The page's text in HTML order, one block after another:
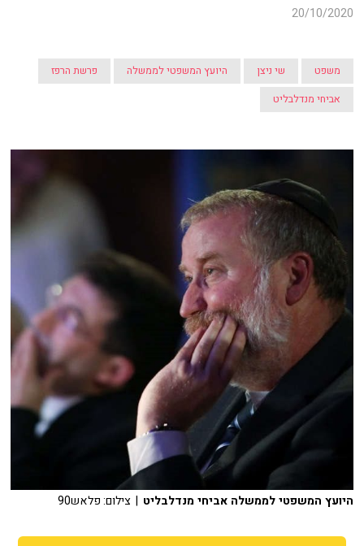
20/10/2020
משפט שי ניצן היועץ המשפטי לממשלה
פרשת הרפז
אביחי מנדלבליט
היועץ המשפטי לממשלה אביחי מנדלבליט | צילום: פלאש90